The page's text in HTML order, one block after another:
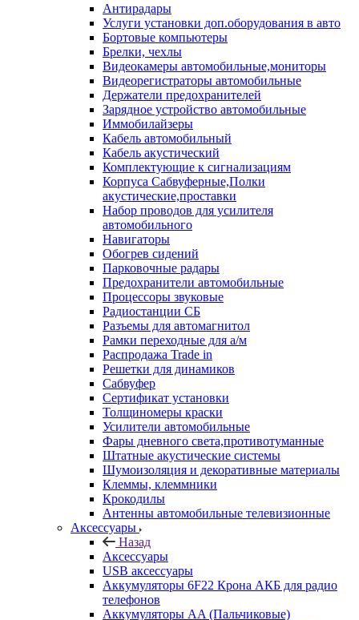
Антирадары
Услуги установки доп.оборудования в авто
Бортовые компьютеры
Брелки, чехлы
Видеокамеры автомобильные,мониторы
Видеорегистраторы автомобильные
Держатели предохранителей
Зарядное устройство автомобильные
Иммобилайзеры
Кабель автомобильный
Кабель акустический
Комплектующие к сигнализациям
Корпуса Сабвуферные,Полки
акустические,проставки
Набор проводов для усилителя
автомобильного
Навигаторы
Обогрев сидений
Парковочные радары
Предохранители автомобильные
Процессоры звуковые
Радиостанции СБ
Разъемы для автомагнитол
Рамки переходные для а/м
Распродажа Trade in
Решетки для динамиков
Сабвуфер
Сертификат установки
Толщиномеры краски
Усилители автомобильные
Фары дневного света,противотуманные
Штатные акустические системы
Шумоизоляция и декоративные материалы
Клеммы, клеммники
Крокодилы
Антенны автомобильные телевизионные
Аксессуары
Назад
Аксессуары
USB аксессуары
Аккумуляторы 6F22 Крона АКБ для радио
телефонов
Аккумуляторы AA (Пальчиковые)